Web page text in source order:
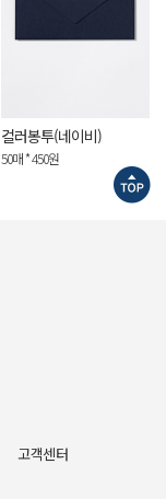
컬러봉투(네이비)
50매 * 450원
고객센터